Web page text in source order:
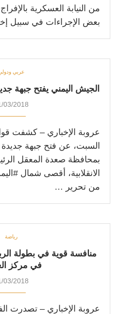
من النيابة العسكرية
بعض الإجراءات في سبيل
عربي
الجيش اليمني يفتح جبهة
03/2018
عروبة الإخباري – كشفت
السبت، عن فتح جبهة
بمحافظة صعدة المعقل
الانقلابية، أقصى شمال
من تحرير …
رياضة
منافسة قوية في بطولة
في مركز
03/2018
عروبة الإخباري – تصدرت